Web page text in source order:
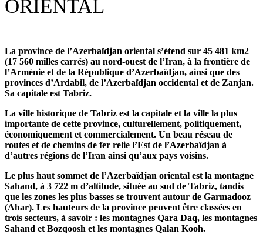
ORIENTAL
La province de l’Azerbaïdjan oriental s’étend sur 45 481 km2
(17 560 milles carrés) au nord-ouest de l’Iran, à la frontière de
l’Arménie et de la République d’Azerbaïdjan, ainsi que des
provinces d’Ardabil, de l’Azerbaïdjan occidental et de Zanjan.
Sa capitale est Tabriz.
La ville historique de Tabriz est la capitale et la ville la plus
importante de cette province, culturellement, politiquement,
économiquement et commercialement. Un beau réseau de
routes et de chemins de fer relie l’Est de l’Azerbaïdjan à
d’autres régions de l’Iran ainsi qu’aux pays voisins.
Le plus haut sommet de l’Azerbaïdjan oriental est la montagne
Sahand, à 3 722 m d’altitude, située au sud de Tabriz, tandis
que les zones les plus basses se trouvent autour de Garmadooz
(Ahar). Les hauteurs de la province peuvent être classées en
trois secteurs, à savoir : les montagnes Qara Daq, les montagnes
Sahand et Bozqoosh et les montagnes Qalan Kooh.